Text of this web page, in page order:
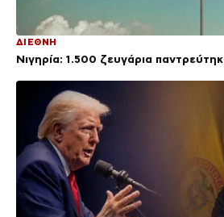
ΔΙΕΘΝΗ
Νιγηρία: 1.500 ζευγάρια